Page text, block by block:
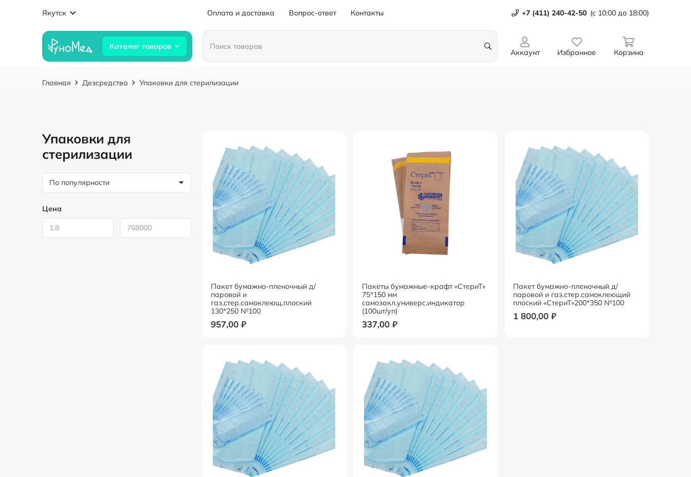
Якутск Оплата и доставка Вопрос-ответ Контакты +7 (411) 240-42-50 (с 10:00 до 18:00)
Каталог товаров
Аккаунт Избранное
Главная Дезсредства Упаковки для стерилизации
Упаковки для
стерилизации
Цена
Пакет бумажно-пленочный д/
паровой и
газ.стер.самоклеющ.плоский
130*250 №100
957,00 ₽
Пакеты бумажные-крафт «СтериТ»
75*150 мм
самозакл.универс.индикатор
(100шт/уп)
337,00 ₽
Пакет бумажно-пленочный д/
паровой и газ.стер.самоклеющий
плоский «СтериТ»200*350 №100
1 800,00₽